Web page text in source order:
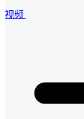
视频